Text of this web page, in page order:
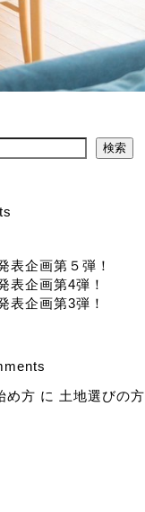
検索
企画第５弾！
企画第4弾！
企画第3弾！
め方 に 土地選びの